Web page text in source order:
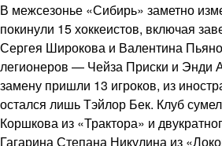
В межсезонье «Сибирь» заметно
покинули 15 хоккеистов, включая
Сергея Широкова и Валентина
легионеров — Чейза Приски и
замену пришли 13 игроков, из
остался лишь Тэйлор Бек. Клуб
Коршкова из «Трактора» и
Гагарина Степана Никулина из